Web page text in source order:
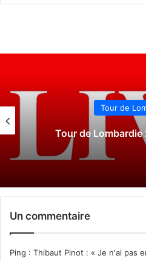
Tour
Tour du
Un commentaire
Ping : Thibaut Pinot : « Je n'ai pas